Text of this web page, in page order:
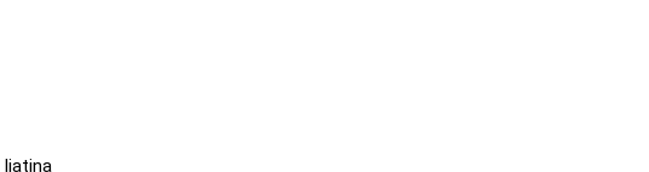
liatina